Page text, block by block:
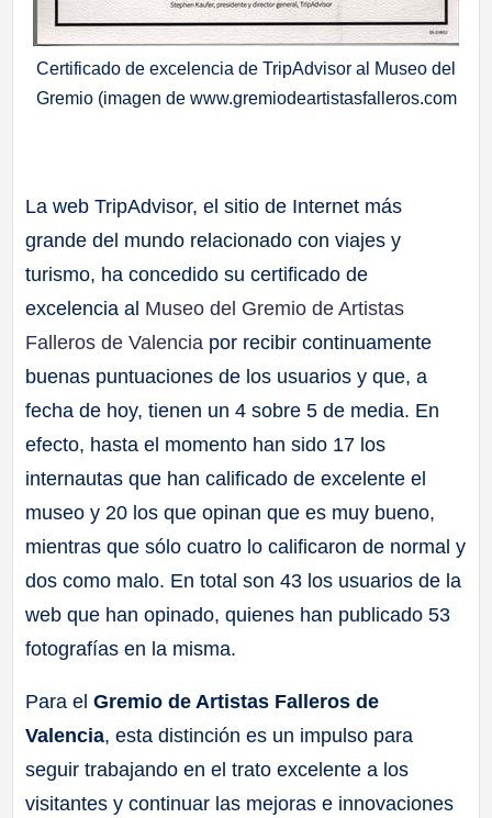
Certificado de excelencia de TripAdvisor al Museo del
Gremio (imagen de www.gremiodeartistasfalleros.com
La web TripAdvisor, el sitio de Internet más
grande del mundo relacionado con viajes y
turismo, ha concedido su certificado de
excelencia al Museo del Gremio de Artistas
Falleros de Valencia por recibir continuamente
buenas puntuaciones de los usuarios y que, a
fecha de hoy, tienen un 4 sobre 5 de media. En
efecto, hasta el momento han sido 17 los
internautas que han calificado de excelente el
museo y 20 los que opinan que es muy bueno,
mientras que sólo cuatro lo calificaron de normal y
dos como malo. En total son 43 los usuarios de la
web que han opinado, quienes han publicado 53
fotografías en la misma.
Para elGremio de Artistas Falleros de
Valencia, esta distinción es un impulso para
seguir trabajando en el trato excelente a los
visitantes y continuar las mejoras e innovaciones